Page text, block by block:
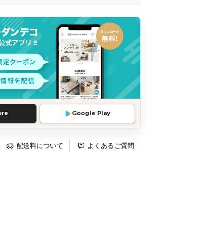
Google Play
配送料について よくあるご質問